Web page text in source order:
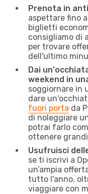
Prenota in
aspettare fino
biglietti
consigliamo di
per trovare
dell'ultimo
Dai
weekend in
soggiornare in
dare
fuori porta da
di noleggiare
potrai farlo
ottenere
Usufruisci
se ti iscrivi a
un’ampia
tutto l'anno,
viaggiare con